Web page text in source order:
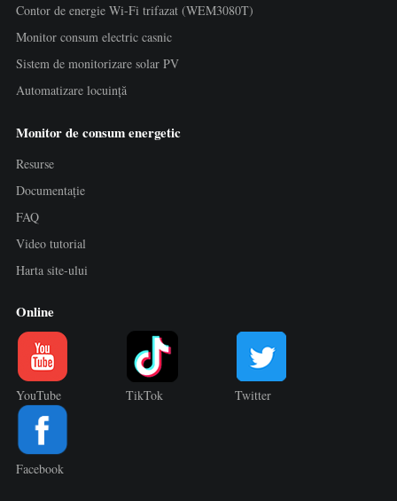
Contor de energie Wi-Fi trifazat (WEM3080T)
Monitor consum electric casnic
Sistem de monitorizare solar PV
Automatizare locuință
Monitor de consum energetic
Resurse
Documentație
FAQ
Video tutorial
Harta site-ului
Online
YouTube TikTok Twitter
Facebook